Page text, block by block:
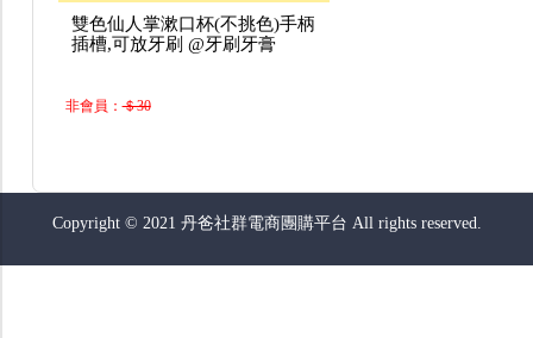
雙色仙人掌漱口杯(不挑色)手柄
插槽,可放牙刷 @牙刷牙膏
非會員：＄30
Copyright © 2021 丹爸社群電商團購平台 All rights reserved.